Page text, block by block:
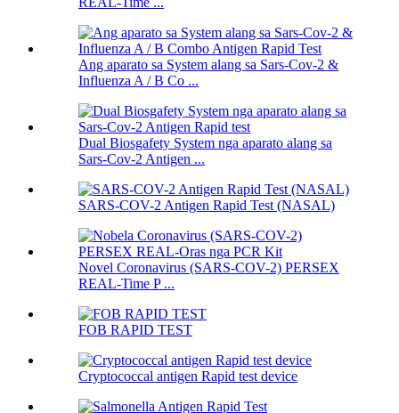
Ang aparato sa System alang sa Sars-Cov-2 &
Influenza A / B Co ...
Dual Biosgafety System nga aparato alang sa
Sars-Cov-2 Antigen ...
SARS-COV-2 Antigen Rapid Test (NASAL)
Novel Coronavirus (SARS-COV-2) PERSEX
REAL-Time P ...
FOB RAPID TEST
Cryptococcal antigen Rapid test device